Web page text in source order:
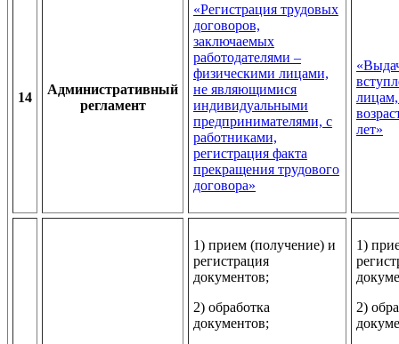
14
Административный
регламент
«Регистрация трудовых
договоров,
заключаемых
работодателями –
физическими лицами,
не являющимися
индивидуальными
предпринимателями, с
работниками,
регистрация факта
прекращения трудового
договора»
лет»
1) прием (получение) и
регистрация
документов;
2) обработка
документов;
1)
2)